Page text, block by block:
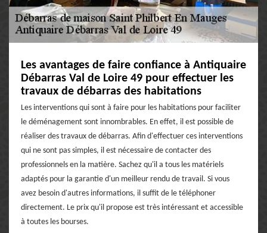
Les avantages de faire confiance à Antiquaire
Débarras Val de Loire 49 pour effectuer les
travaux de débarras des habitations
Les interventions qui sont à faire pour les habitations pour faciliter
le déménagement sont innombrables. En effet, il est possible de
réaliser des travaux de débarras. Afin d'effectuer ces interventions
qui ne sont pas simples, il est nécessaire de contacter des
professionnels en la matière. Sachez qu'il a tous les matériels
adaptés pour la garantie d'un meilleur rendu de travail. Si vous
avez besoin d'autres informations, il suffit de le téléphoner
directement. Le prix qu'il propose est très intéressant et accessible
à toutes les bourses.